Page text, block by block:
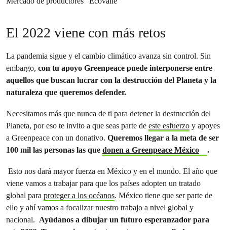
El 2022 viene con más retos
La pandemia sigue y el cambio climático avanza sin control. Sin
embargo, con tu apoyo Greenpeace puede interponerse entre
aquellos que buscan lucrar con la destrucción del Planeta y la
naturaleza que queremos defender.
Necesitamos más que nunca de ti para detener la destrucción del
Planeta, por eso te invito a que seas parte de este esfuerzo y apoyes
a Greenpeace con un donativo. Queremos llegar a la meta de ser
100 mil las personas las que donen a Greenpeace México .
Esto nos dará mayor fuerza en México y en el mundo. El año que
viene vamos a trabajar para que los países adopten un tratado
global para proteger a los océanos. México tiene que ser parte de
ello y ahí vamos a focalizar nuestro trabajo a nivel global y
nacional. Ayúdanos a dibujar un futuro esperanzador para